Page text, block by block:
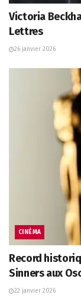
Victoria
Lettres
26 janvier 2026
CINÉMA
Record
Sinners aux
22 janvier 2026